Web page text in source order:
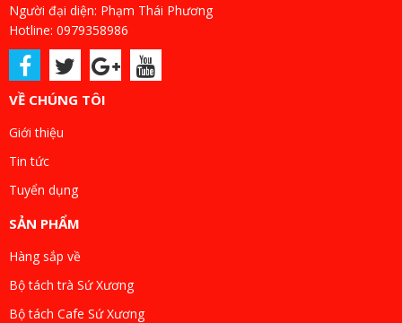
Người đại diện: Phạm Thái Phương
Hotline: 0979358986
VỀ CHÚNG TÔI
Giới thiệu
Tin tức
Tuyển dụng
SẢN PHẨM
Hàng sắp về
Bộ tách trà Sứ Xương
Bộ tách Cafe Sứ Xương